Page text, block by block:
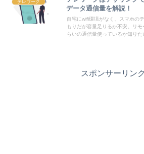
テレワーク
データ通信量を解説！
自宅にwifi環境がなく、スマホの
もりだが容量足りるか不安。リ
らいの通信量使っているか知りた
スポンサーリンク